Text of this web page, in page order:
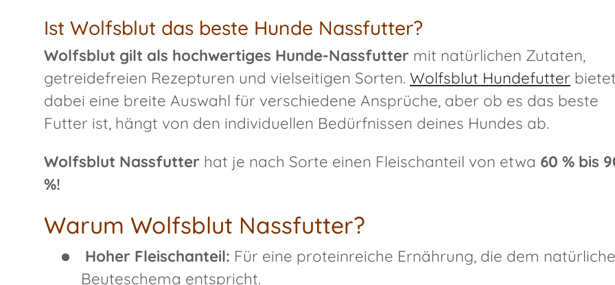
Ist Wolfsblut das beste Hunde Nassfutter?
Wolfsblut gilt als hochwertiges Hunde-Nassfutter mit natürlichen Zutaten,
getreidefreien Rezepturen und vielseitigen Sorten. Wolfsblut Hundefutter
dabei eine breite Auswahl für verschiedene Ansprüche, aber ob es das beste
Futter ist, hängt von den individuellen Bedürfnissen deines Hundes ab.
Wolfsblut Nassfutter hat je nach Sorte einen Fleischanteil von etwa 60 % bis
%!
Warum Wolfsblut Nassfutter?
Hoher Fleischanteil: Für eine proteinreiche Ernährung, die dem
Beuteschema entspricht.